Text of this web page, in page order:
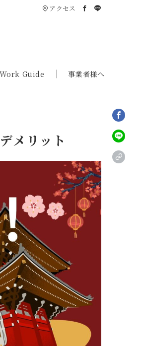
アクセス
Guide 事業者様へ
メリット